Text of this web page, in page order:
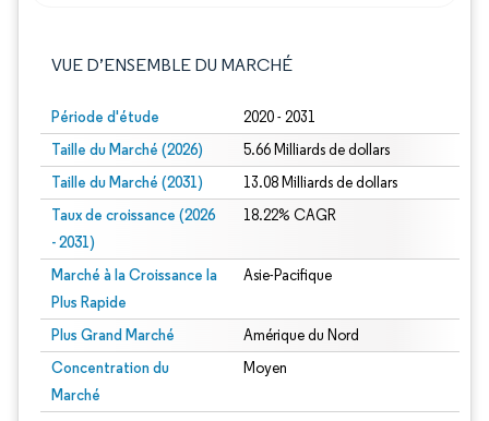
VUE D’ENSEMBLE DU MARCHÉ
Période d'étude 2020 - 2031
Taille du Marché (2026) 5.66 Milliards de dollars
Taille du Marché (2031) 13.08 Milliards de dollars
Taux de croissance (2026
- 2031)
18.22% CAGR
Marché à la Croissance la
Plus Rapide
Asie-Pacifique
Plus Grand Marché Amérique du Nord
Concentration du
Marché
Moyen